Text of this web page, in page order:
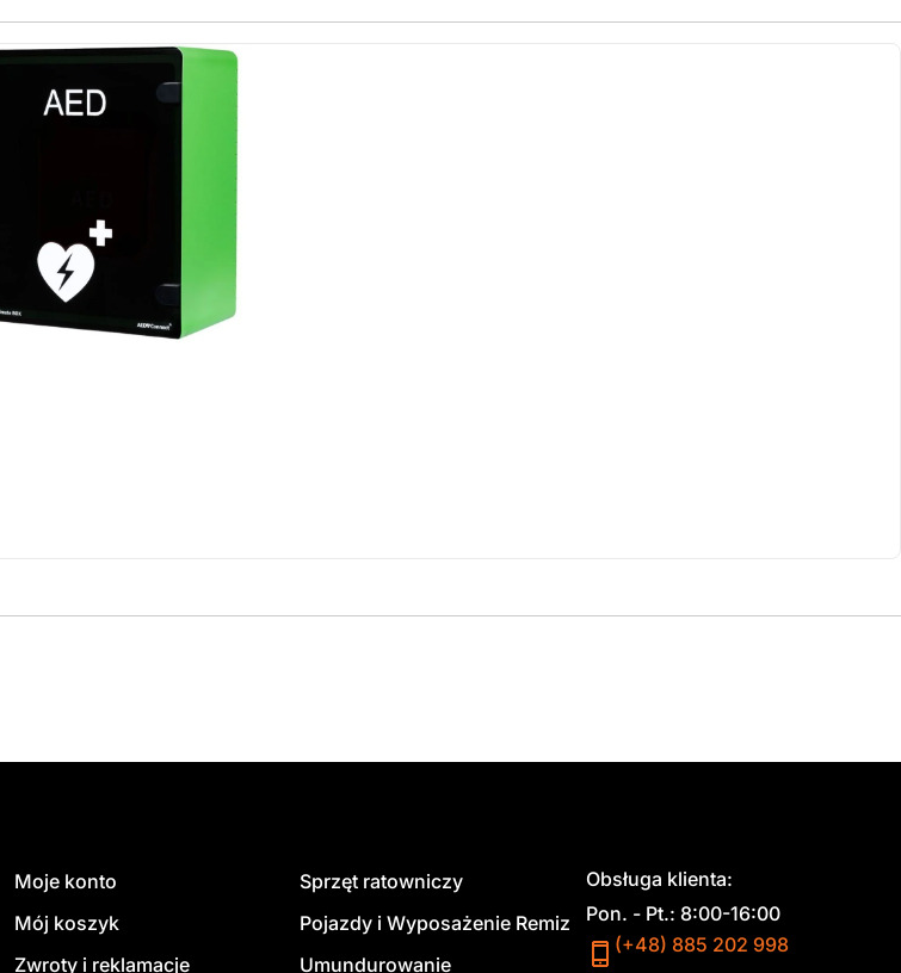
Moje konto
Mój koszyk
Zwroty i reklamacje
Sprzęt ratowniczy
Pojazdy i Wyposażenie Remiz
Umundurowanie
Obsługa klienta:
Pon. - Pt.: 8:00-16:00
(+48) 885 202 998